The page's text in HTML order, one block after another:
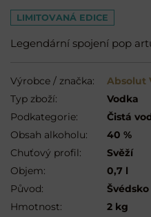
LIMITOVANÁ EDICE
Legendární spojení pop
Výrobce / značka:
Absolut
Typ zboží:
Vodka
Podkategorie:
Čistá
Obsah alkoholu:
40 %
Chuťový profil:
Svěží
Objem:
0,7 l
Původ:
Švédsko
Hmotnost:
2 kg